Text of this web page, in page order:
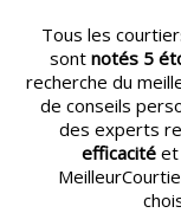
CATÉGORIES▼
ACHETEUR /
ENTREPRENEURS
Tous les
sont notés 5
recherche du
de conseils
des experts
efficacitéet